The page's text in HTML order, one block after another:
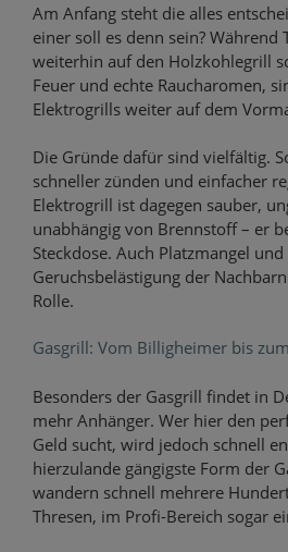
Am Anfang steht die alles
einer soll es denn sein? Während
weiterhin auf den Holzkohlegrill
Feuer und echte Raucharomen,
Elektrogrills weiter auf dem
Die Gründe dafür sind vielfältig.
schneller zünden und einfacher
Elektrogrill ist dagegen sauber,
unabhängig von Brennstoff – er
Steckdose. Auch Platzmangel
Geruchsbelästigung der
Rolle.
Gasgrill: Vom Billigheimer bis
Besonders der Gasgrill findet in
mehr Anhänger. Wer hier den
Geld sucht, wird jedoch schnell
hierzulande gängigste Form der
wandern schnell mehrere
Thresen, im Profi-Bereich sogar